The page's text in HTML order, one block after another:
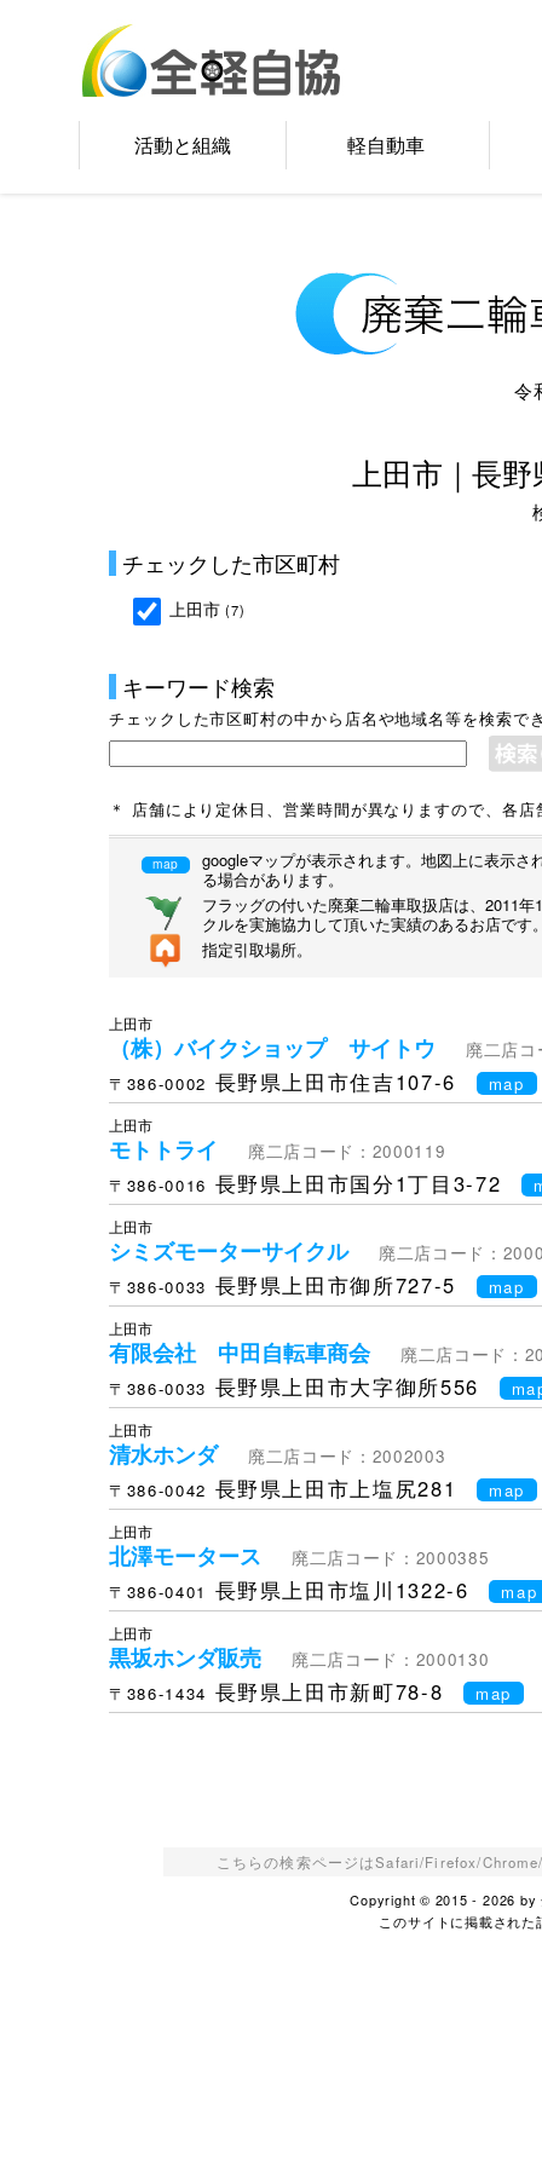
活動と組織 軽自動車
令
上田市｜長
チェックした市区町村
上田市 (7)
キーワード検索
チェックした市区町村の中から店名や地域名等を検索で
＊ 店舗により定休日、営業時間が異なりますので、各
map
googleマップが表示されます。地図上に表示
る場合があります。
フラッグの付いた廃棄二輪車取扱店は、2011
クルを実施協力して頂いた実績のあるお店です
指定引取場所。
上田市
（株）バイクショップ サイトウ
廃二店
〒386-0002 長野県上田市住吉107-6 map
上田市
モトトライ
廃二店コード：2000119
〒386-0016 長野県上田市国分1丁目3-72
上田市
シミズモーターサイクル
廃二店コード：
〒386-0033 長野県上田市御所727-5 map
上田市
有限会社 中田自転車商会
廃二店コード：
〒386-0033 長野県上田市大字御所556
上田市
清水ホンダ
廃二店コード：2002003
〒386-0042 長野県上田市上塩尻281 map
上田市
北澤モータース
廃二店コード：2000385
〒386-0401 長野県上田市塩川1322-6 map
上田市
黒坂ホンダ販売
廃二店コード：2000130
〒386-1434 長野県上田市新町78-8 map
こちらの検索ページはSafari/Firefox/
Copyright © 2015 - 2026 by
このサイトに掲載され